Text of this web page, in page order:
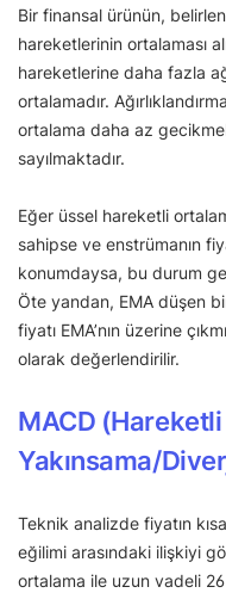
Bir finansal ürünün,
hareketlerinin ortalaması
hareketlerine daha fazla
ortalamadır.
ortalama daha az
sayılmaktadır.
Eğer üssel hareketli
sahipse ve enstrümanın
konumdaysa, bu durum
Öte yandan, EMA düşen
fiyatı EMA’nın üzerine
olarak değerlendirilir.
MACD
Yakınsama/
Teknik analizde fiyatın
eğilimi arasındaki ilişkiyi
ortalama ile uzun vadeli